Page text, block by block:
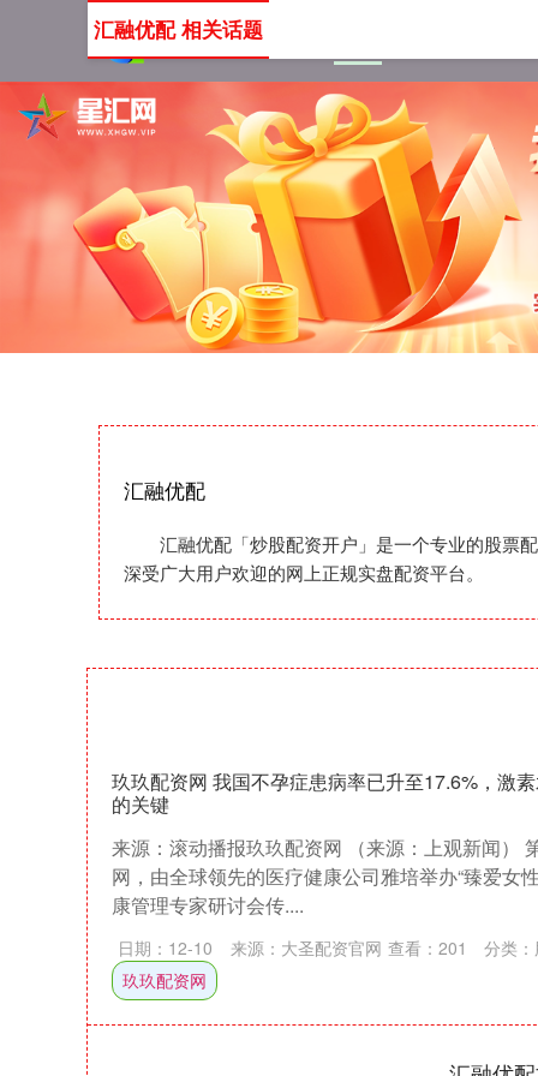
汇融优配
汇融优配「炒股配资开户」是一个专业的股票
深受广大用户欢迎的网上正规实盘配资平台。
汇融优配 相关话题
玖玖配资网 我国不孕症患病率已升至17.6%，激
的关键
来源：滚动播报玖玖配资网 （来源：上观新闻）
网，由全球领先的医疗健康公司雅培举办“臻爱女
康管理专家研讨会传....
日期：12-10 来源：大圣配资官网 查看： 201 分类：
玖玖配资网